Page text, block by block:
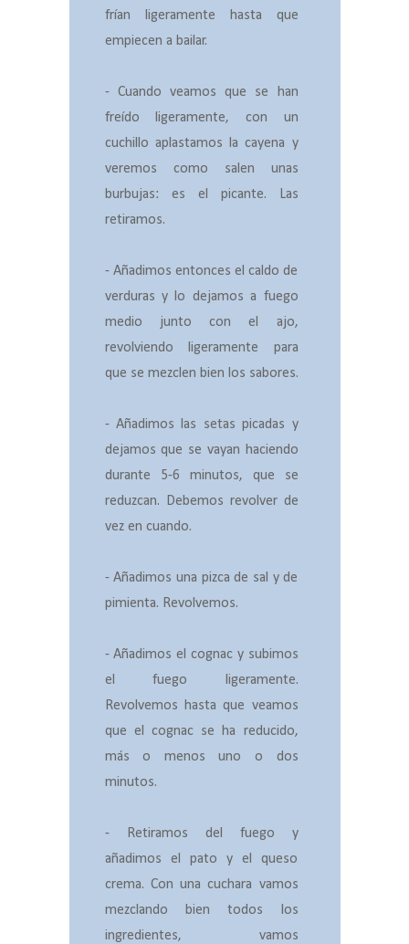
frían ligeramente hasta que
empiecen a bailar.
- Cuando veamos que se han
freído ligeramente, con un
cuchillo aplastamos la cayena y
veremos como salen unas
burbujas: es el picante. Las
retiramos.
- Añadimos entonces el caldo de
verduras y lo dejamos a fuego
medio junto con el ajo,
revolviendo ligeramente para
que se mezclen bien los sabores.
- Añadimos las setas picadas y
dejamos que se vayan haciendo
durante 5-6 minutos, que se
reduzcan. Debemos revolver de
vez en cuando.
- Añadimos una pizca de sal y de
pimienta. Revolvemos.
- Añadimos el cognac y subimos
el fuego ligeramente.
Revolvemos hasta que veamos
que el cognac se ha reducido,
más o menos uno o dos
minutos.
- Retiramos del fuego y
añadimos el pato y el queso
crema. Con una cuchara vamos
mezclando bien todos los
ingredientes, vamos